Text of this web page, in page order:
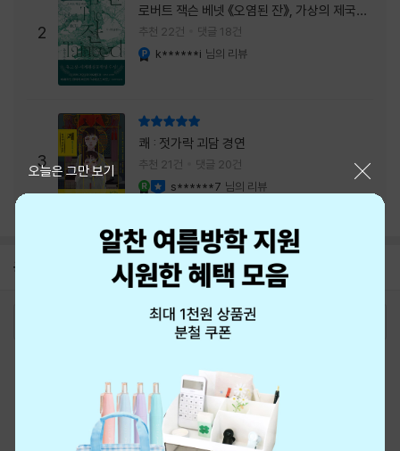
2
로버트 잭슨 베넷 《오염된 잔》, 가상의 제국이
주는 실감과 미스터리 사건의 치밀함이 이루어
내는 최상의 시너지...
추천 22건 댓글 18건
k******i 님의 리뷰
3
쾌 : 젓가락 괴담 경연
추천 21건 댓글 20건
s******7 님의 리뷰
공지 8월 신용카드 무이자할부 안내
오늘은 그만 보기
최근 본 상품
eBook 1:1문의/채팅상담
예스이십사(주) 사업자 정보
이용약관
개인정보처리방침
청소년보호정책